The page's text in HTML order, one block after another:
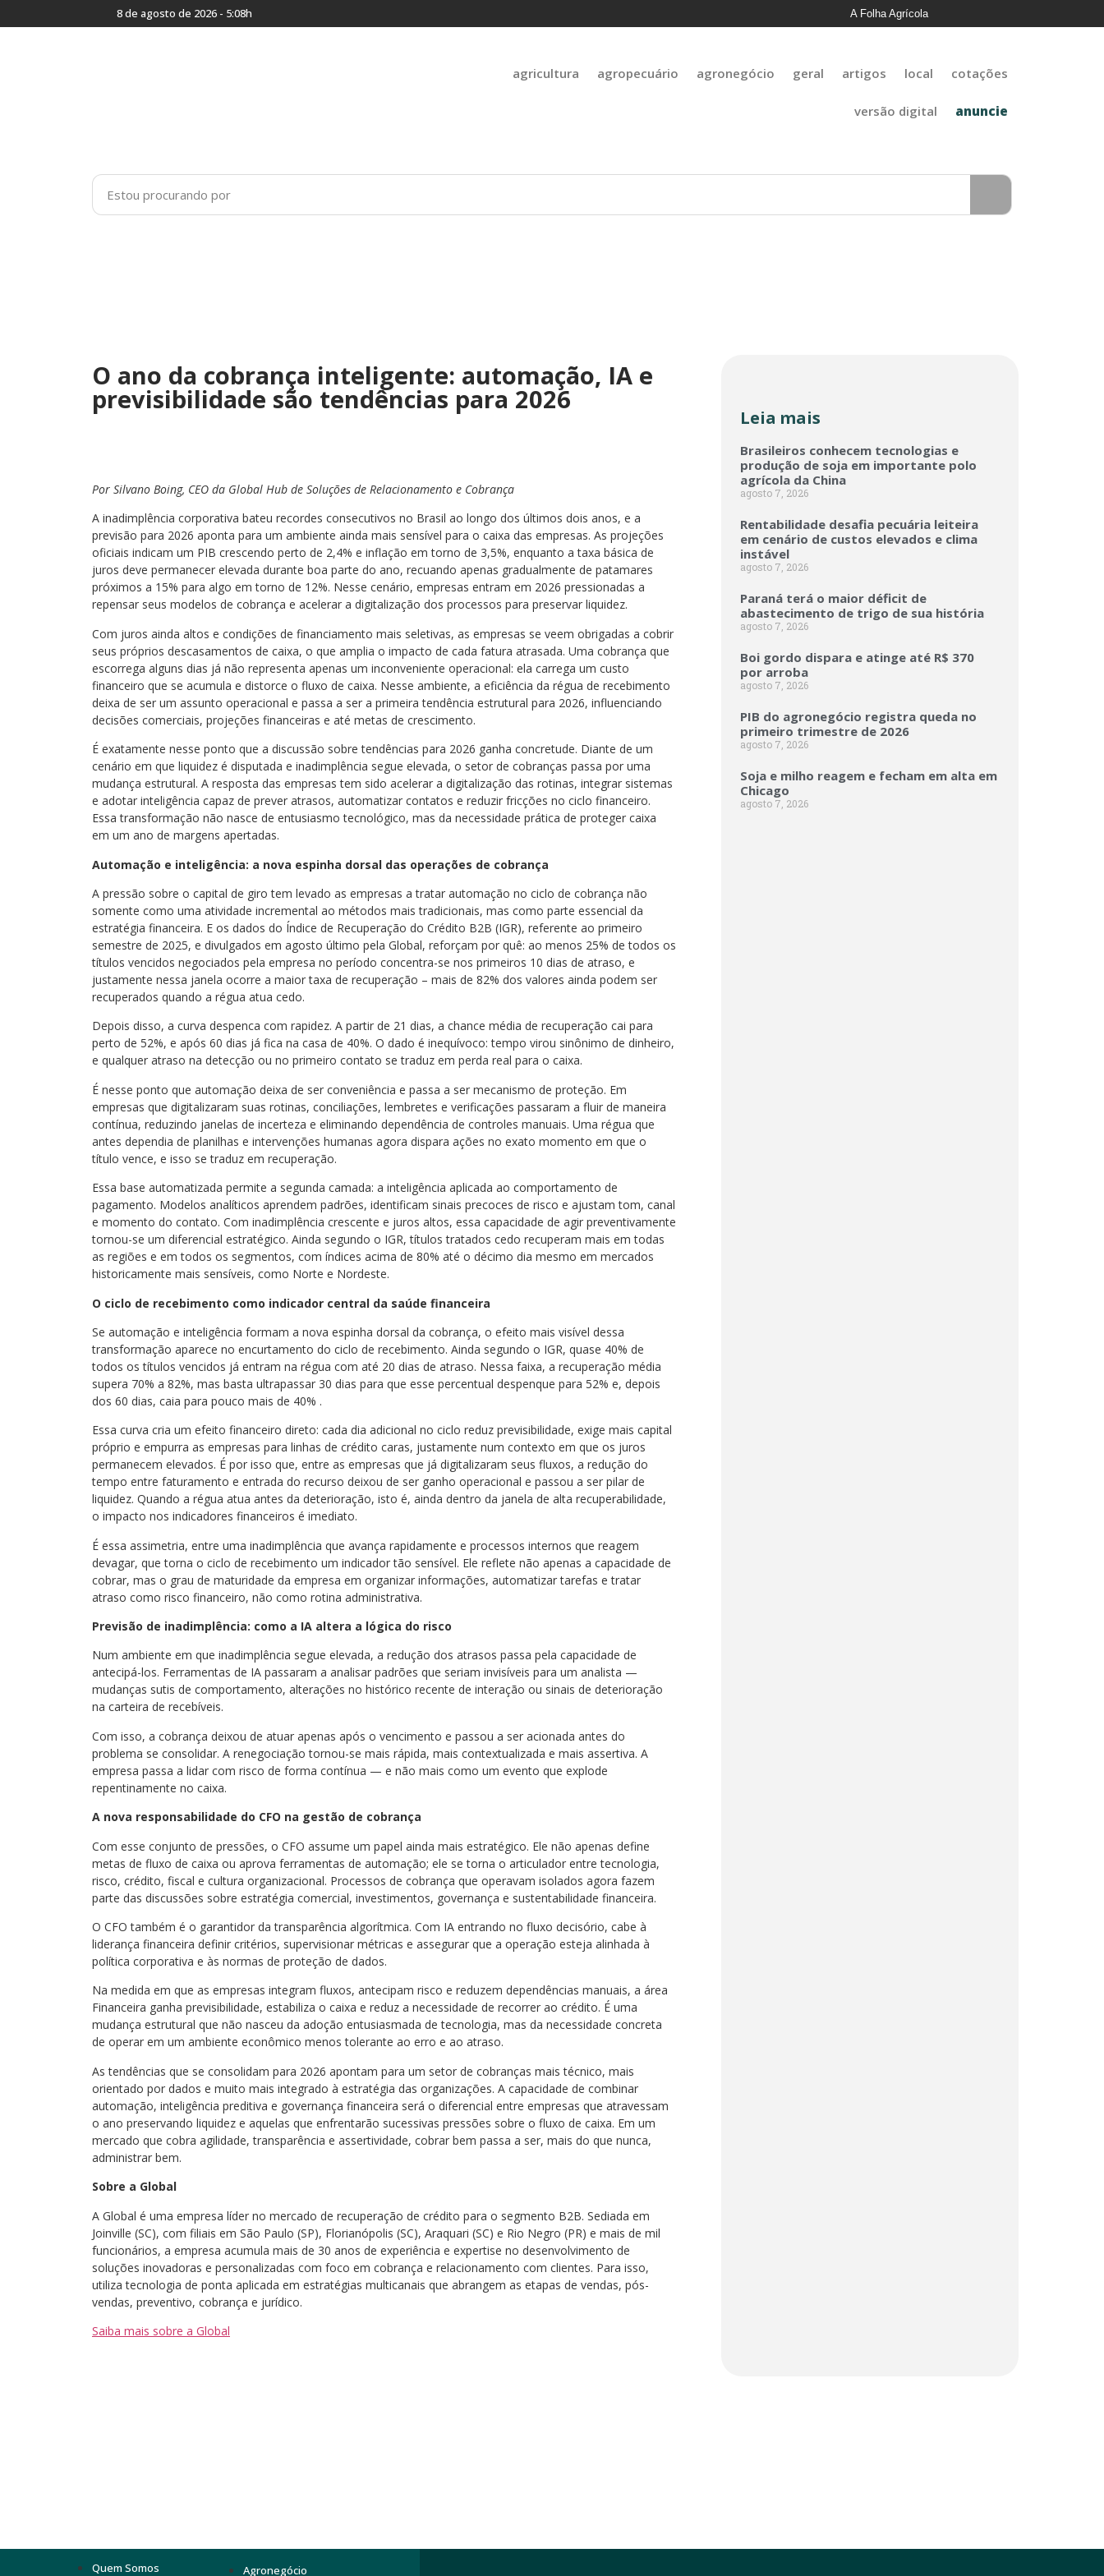
8 de agosto de 2026 - 5:08h A Folha Agrícola
agricultura agropecuário agronegócio geral artigos local cotações
versão digital anuncie
O ano da cobrança inteligente: automação, IA e
previsibilidade são tendências para 2026
Por Silvano Boing, CEO da Global Hub de Soluções de Relacionamento e Cobrança
A inadimplência corporativa bateu recordes consecutivos no Brasil ao longo dos últimos dois anos, e a
previsão para 2026 aponta para um ambiente ainda mais sensível para o caixa das empresas. As projeções
oficiais indicam um PIB crescendo perto de 2,4% e inflação em torno de 3,5%, enquanto a taxa básica de
juros deve permanecer elevada durante boa parte do ano, recuando apenas gradualmente de patamares
próximos a 15% para algo em torno de 12%. Nesse cenário, empresas entram em 2026 pressionadas a
repensar seus modelos de cobrança e acelerar a digitalização dos processos para preservar liquidez.
Com juros ainda altos e condições de financiamento mais seletivas, as empresas se veem obrigadas a cobrir
seus próprios descasamentos de caixa, o que amplia o impacto de cada fatura atrasada. Uma cobrança que
escorrega alguns dias já não representa apenas um inconveniente operacional: ela carrega um custo
financeiro que se acumula e distorce o fluxo de caixa. Nesse ambiente, a eficiência da régua de recebimento
deixa de ser um assunto operacional e passa a ser a primeira tendência estrutural para 2026, influenciando
decisões comerciais, projeções financeiras e até metas de crescimento.
É exatamente nesse ponto que a discussão sobre tendências para 2026 ganha concretude. Diante de um
cenário em que liquidez é disputada e inadimplência segue elevada, o setor de cobranças passa por uma
mudança estrutural. A resposta das empresas tem sido acelerar a digitalização das rotinas, integrar sistemas
e adotar inteligência capaz de prever atrasos, automatizar contatos e reduzir fricções no ciclo financeiro.
Essa transformação não nasce de entusiasmo tecnológico, mas da necessidade prática de proteger caixa
em um ano de margens apertadas.
Automação e inteligência: a nova espinha dorsal das operações de cobrança
A pressão sobre o capital de giro tem levado as empresas a tratar automação no ciclo de cobrança não
somente como uma atividade incremental ao métodos mais tradicionais, mas como parte essencial da
estratégia financeira. E os dados do Índice de Recuperação do Crédito B2B (IGR), referente ao primeiro
semestre de 2025, e divulgados em agosto último pela Global, reforçam por quê: ao menos 25% de todos os
títulos vencidos negociados pela empresa no período concentra-se nos primeiros 10 dias de atraso, e
justamente nessa janela ocorre a maior taxa de recuperação – mais de 82% dos valores ainda podem ser
recuperados quando a régua atua cedo.
Depois disso, a curva despenca com rapidez. A partir de 21 dias, a chance média de recuperação cai para
perto de 52%, e após 60 dias já fica na casa de 40%. O dado é inequívoco: tempo virou sinônimo de dinheiro,
e qualquer atraso na detecção ou no primeiro contato se traduz em perda real para o caixa.
É nesse ponto que automação deixa de ser conveniência e passa a ser mecanismo de proteção. Em
empresas que digitalizaram suas rotinas, conciliações, lembretes e verificações passaram a fluir de maneira
contínua, reduzindo janelas de incerteza e eliminando dependência de controles manuais. Uma régua que
antes dependia de planilhas e intervenções humanas agora dispara ações no exato momento em que o
título vence, e isso se traduz em recuperação.
Essa base automatizada permite a segunda camada: a inteligência aplicada ao comportamento de
pagamento. Modelos analíticos aprendem padrões, identificam sinais precoces de risco e ajustam tom, canal
e momento do contato. Com inadimplência crescente e juros altos, essa capacidade de agir preventivamente
tornou-se um diferencial estratégico. Ainda segundo o IGR, títulos tratados cedo recuperam mais em todas
as regiões e em todos os segmentos, com índices acima de 80% até o décimo dia mesmo em mercados
historicamente mais sensíveis, como Norte e Nordeste.
O ciclo de recebimento como indicador central da saúde financeira
Se automação e inteligência formam a nova espinha dorsal da cobrança, o efeito mais visível dessa
transformação aparece no encurtamento do ciclo de recebimento. Ainda segundo o IGR, quase 40% de
todos os títulos vencidos já entram na régua com até 20 dias de atraso. Nessa faixa, a recuperação média
supera 70% a 82%, mas basta ultrapassar 30 dias para que esse percentual despenque para 52% e, depois
dos 60 dias, caia para pouco mais de 40% .
Essa curva cria um efeito financeiro direto: cada dia adicional no ciclo reduz previsibilidade, exige mais capital
próprio e empurra as empresas para linhas de crédito caras, justamente num contexto em que os juros
permanecem elevados. É por isso que, entre as empresas que já digitalizaram seus fluxos, a redução do
tempo entre faturamento e entrada do recurso deixou de ser ganho operacional e passou a ser pilar de
liquidez. Quando a régua atua antes da deterioração, isto é, ainda dentro da janela de alta recuperabilidade,
o impacto nos indicadores financeiros é imediato.
É essa assimetria, entre uma inadimplência que avança rapidamente e processos internos que reagem
devagar, que torna o ciclo de recebimento um indicador tão sensível. Ele reflete não apenas a capacidade de
cobrar, mas o grau de maturidade da empresa em organizar informações, automatizar tarefas e tratar
atraso como risco financeiro, não como rotina administrativa.
Previsão de inadimplência: como a IA altera a lógica do risco
Num ambiente em que inadimplência segue elevada, a redução dos atrasos passa pela capacidade de
antecipá-los. Ferramentas de IA passaram a analisar padrões que seriam invisíveis para um analista —
mudanças sutis de comportamento, alterações no histórico recente de interação ou sinais de deterioração
na carteira de recebíveis.
Com isso, a cobrança deixou de atuar apenas após o vencimento e passou a ser acionada antes do
problema se consolidar. A renegociação tornou-se mais rápida, mais contextualizada e mais assertiva. A
empresa passa a lidar com risco de forma contínua — e não mais como um evento que explode
repentinamente no caixa.
A nova responsabilidade do CFO na gestão de cobrança
Com esse conjunto de pressões, o CFO assume um papel ainda mais estratégico. Ele não apenas define
metas de fluxo de caixa ou aprova ferramentas de automação; ele se torna o articulador entre tecnologia,
risco, crédito, fiscal e cultura organizacional. Processos de cobrança que operavam isolados agora fazem
parte das discussões sobre estratégia comercial, investimentos, governança e sustentabilidade financeira.
O CFO também é o garantidor da transparência algorítmica. Com IA entrando no fluxo decisório, cabe à
liderança financeira definir critérios, supervisionar métricas e assegurar que a operação esteja alinhada à
política corporativa e às normas de proteção de dados.
Na medida em que as empresas integram fluxos, antecipam risco e reduzem dependências manuais, a área
Financeira ganha previsibilidade, estabiliza o caixa e reduz a necessidade de recorrer ao crédito. É uma
mudança estrutural que não nasceu da adoção entusiasmada de tecnologia, mas da necessidade concreta
de operar em um ambiente econômico menos tolerante ao erro e ao atraso.
As tendências que se consolidam para 2026 apontam para um setor de cobranças mais técnico, mais
orientado por dados e muito mais integrado à estratégia das organizações. A capacidade de combinar
automação, inteligência preditiva e governança financeira será o diferencial entre empresas que atravessam
o ano preservando liquidez e aquelas que enfrentarão sucessivas pressões sobre o fluxo de caixa. Em um
mercado que cobra agilidade, transparência e assertividade, cobrar bem passa a ser, mais do que nunca,
administrar bem.
Sobre a Global
A Global é uma empresa líder no mercado de recuperação de crédito para o segmento B2B. Sediada em
Joinville (SC), com filiais em São Paulo (SP), Florianópolis (SC), Araquari (SC) e Rio Negro (PR) e mais de mil
funcionários, a empresa acumula mais de 30 anos de experiência e expertise no desenvolvimento de
soluções inovadoras e personalizadas com foco em cobrança e relacionamento com clientes. Para isso,
utiliza tecnologia de ponta aplicada em estratégias multicanais que abrangem as etapas de vendas, pós-
vendas, preventivo, cobrança e jurídico.
Saiba mais sobre a Global
Leia mais
Brasileiros conhecem tecnologias e
produção de soja em importante polo
agrícola da China
agosto 7, 2026
Rentabilidade desafia pecuária leiteira
em cenário de custos elevados e clima
instável
agosto 7, 2026
Paraná terá o maior déficit de
abastecimento de trigo de sua história
agosto 7, 2026
Boi gordo dispara e atinge até R$ 370
por arroba
agosto 7, 2026
PIB do agronegócio registra queda no
primeiro trimestre de 2026
agosto 7, 2026
Soja e milho reagem e fecham em alta em
Chicago
agosto 7, 2026
Quem Somos Agronegócio